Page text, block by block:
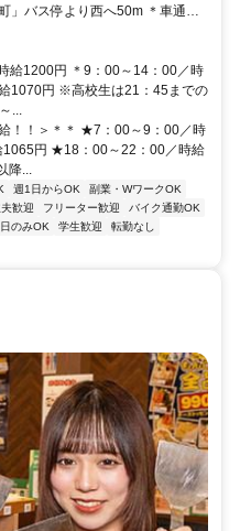
」バス停より西へ50m ＊車通勤
給1200円 ＊9：00～14：00／時
1070円 ※高校生は21：45までの
...
！！＞＊＊ ★7：00～9：00／時
円 ★18：00～22：00／時給
...
週1日からOK
副業・WワークOK
歓迎 フリーター歓迎
バイク通勤OK
のみOK 学生歓迎
転勤なし